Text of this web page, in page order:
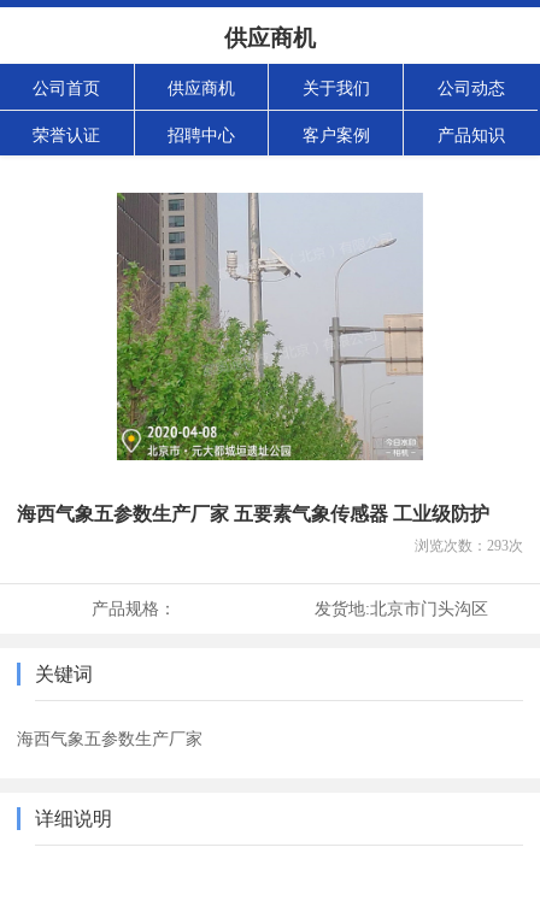
供应商机
公司首页 供应商机 关于我们 公司动态
荣誉认证 招聘中心 客户案例 产品知识
海西气象五参数生产厂家 五要素气象传感器 工业级防护
浏览次数： 293次
产品规格： 发货地:北京市门头沟区
关键词
海西气象五参数生产厂家
详细说明